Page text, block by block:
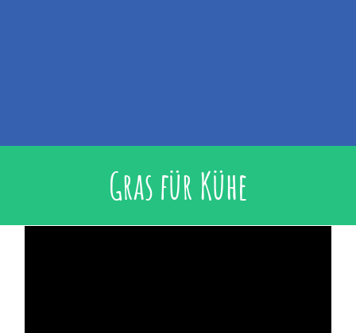
Gras für Kühe